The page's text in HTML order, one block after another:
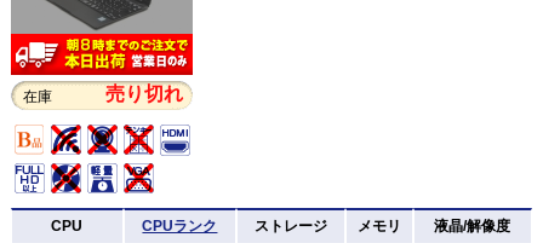
在庫 売り切れ
CPU CPUランク ストレージ メモリ 液晶/解像度